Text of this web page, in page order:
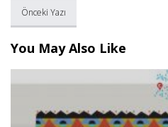
Önceki Yazı
You May Also Like